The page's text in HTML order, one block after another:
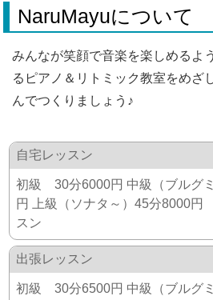
NaruMayuについて
みんなが笑顔で音楽を楽しめるよ
るピアノ＆リトミック教室をめざ
んでつくりましょう♪
自宅レッスン
初級 30分6000円 中級（ブルグ
円 上級（ソナタ～）45分
スン
出張レッスン
初級 30分6500円 中級（ブルグ